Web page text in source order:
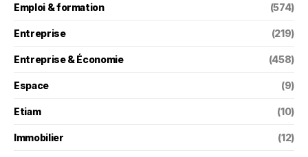
Emploi & formation (574)
Entreprise (219)
Entreprise & Économie (458)
Espace (9)
Etiam (10)
Immobilier (12)